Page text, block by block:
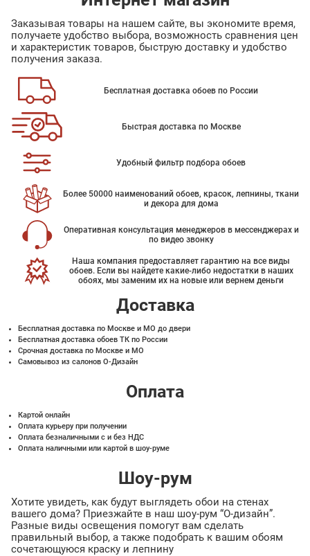
Заказывая товары на нашем сайте, вы экономите время,
получаете удобство выбора, возможность сравнения цен
и характеристик товаров, быструю доставку и удобство
получения заказа.
Бесплатная доставка обоев по России
Быстрая доставка по Москве
Удобный фильтр подбора обоев
Более 50000 наименований обоев, красок, лепнины, ткани
и декора для дома
Оперативная консультация менеджеров в мессенджерах и
по видео звонку
Наша компания предоставляет гарантию на все виды
обоев. Если вы найдете какие-либо недостатки в наших
обоях, мы заменим их на новые или вернем деньги
Доставка
Бесплатная доставка по Москве и МО до двери
Бесплатная доставка обоев ТК по России
Срочная доставка по Москве и МО
Самовывоз из салонов О-Дизайн
Оплата
Картой онлайн
Оплата курьеру при получении
Оплата безналичными с и без НДС
Оплата наличными или картой в шоу-руме
Шоу-рум
Хотите увидеть, как будут выглядеть обои на стенах
вашего дома? Приезжайте в наш шоу-рум “О-дизайн”.
Разные виды освещения помогут вам сделать
правильный выбор, а также подобрать к вашим обоям
сочетающуюся краску и лепнину